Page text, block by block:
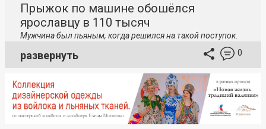
Прыжок по машине обошёлся
ярославцу в 110 тысяч
Мужчина был пьяным, когда решился на такой поступок.
развернуть 0